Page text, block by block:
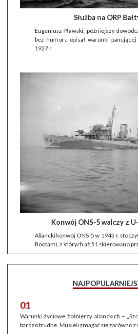
Służba na ORP
Eugeniusz Pławski, późniejszy
bez humoru opisał warunki panującej
1927 r.
Konwój ONS-5 walczy z
Aliancki konwój ONS-5 w 1943 r.
Bootami, z których aż 51 skierowano
01
Warunki życiowe żołnierzy alianckich –
bardzo trudne. Musieli zmagać się zarówno z